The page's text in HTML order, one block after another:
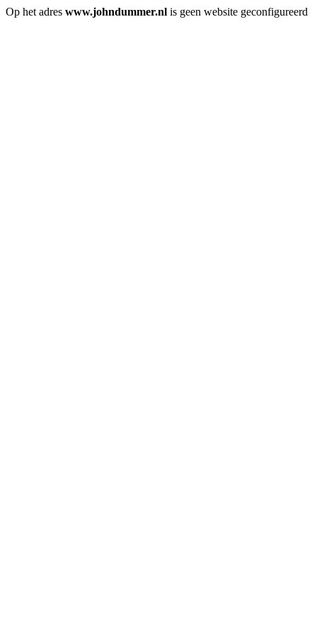
Op het adres www.johndummer.nl is geen website geconfigureerd